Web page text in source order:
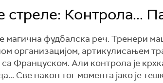
стреле: Контрола...
магична фудбалска реч. Тренери
организацијом, артикулисањем
Француском. Али контрола је
Све након тог момента јако је